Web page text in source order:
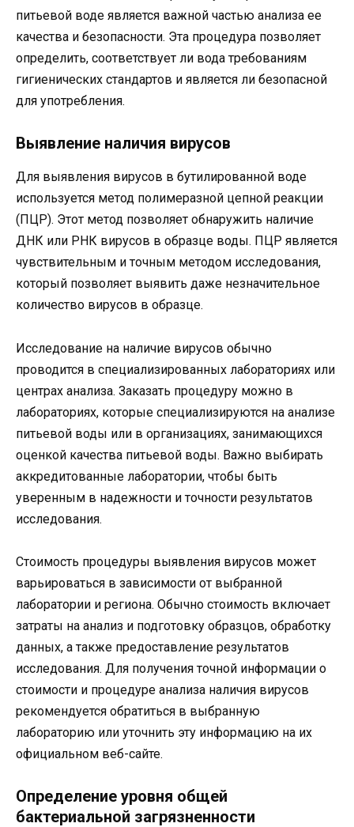
питьевой воде является важной частью анализа ее
качества и безопасности. Эта процедура позволяет
определить, соответствует ли вода требованиям
гигиенических стандартов и является ли безопасной
для употребления.
Выявление наличия вирусов
Для выявления вирусов в бутилированной воде
используется метод полимеразной цепной реакции
(ПЦР). Этот метод позволяет обнаружить наличие
ДНК или РНК вирусов в образце воды. ПЦР является
чувствительным и точным методом исследования,
который позволяет выявить даже незначительное
количество вирусов в образце.
Исследование на наличие вирусов обычно
проводится в специализированных лабораториях или
центрах анализа. Заказать процедуру можно в
лабораториях, которые специализируются на анализе
питьевой воды или в организациях, занимающихся
оценкой качества питьевой воды. Важно выбирать
аккредитованные лаборатории, чтобы быть
уверенным в надежности и точности результатов
исследования.
Стоимость процедуры выявления вирусов может
варьироваться в зависимости от выбранной
лаборатории и региона. Обычно стоимость включает
затраты на анализ и подготовку образцов, обработку
данных, а также предоставление результатов
исследования. Для получения точной информации о
стоимости и процедуре анализа наличия вирусов
рекомендуется обратиться в выбранную
лабораторию или уточнить эту информацию на их
официальном веб-сайте.
Определение уровня общей
бактериальной загрязненности